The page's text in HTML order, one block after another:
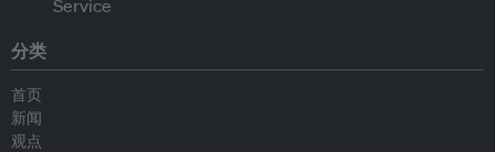
分类
首页
新闻
观点